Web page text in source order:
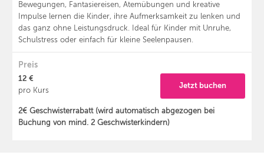
Bewegungen, Fantasiereisen, Atemübungen und kreative
Impulse lernen die Kinder, ihre Aufmerksamkeit zu lenken und
das ganz ohne Leistungsdruck. Ideal für Kinder mit Unruhe,
Schulstress oder einfach für kleine Seelenpausen.
Preis
12 €
pro Kurs
Jetzt buchen
2€ Geschwisterrabatt (wird automatisch abgezogen bei
Buchung von mind. 2 Geschwisterkindern)